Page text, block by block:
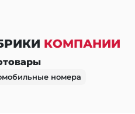
КОМПАНИИ
номера